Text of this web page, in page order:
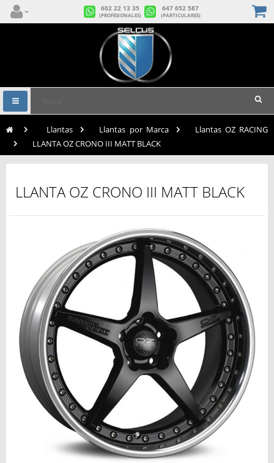
602 22 13 35
(PROFESIONALES)
647 652 587
(PARTICULARES)
Navegación
Toggle
Llantas Llantas por Marca
Llantas OZ RACING
LLANTA OZ CRONO III MATT BLACK
LLANTA OZ CRONO III MATT BLACK